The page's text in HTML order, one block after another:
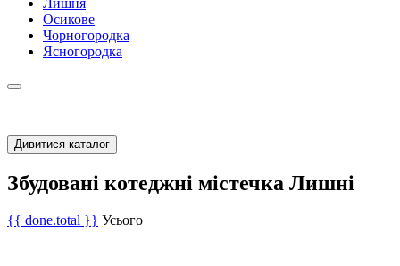
Осикове
Чорногородка
Ясногородка
Дивитися каталог
Збудовані котеджні містечка Лишні
{{ done.total }} Усього